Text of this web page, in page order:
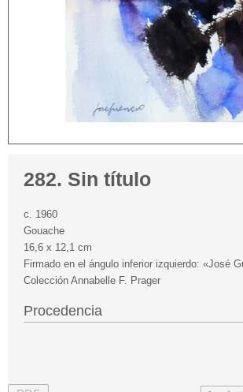
282. Sin título
c. 1960
Gouache
16,6 x 12,1 cm
Firmado en el ángulo inferior izquierdo: «José
Colección Annabelle F. Prager
Procedencia